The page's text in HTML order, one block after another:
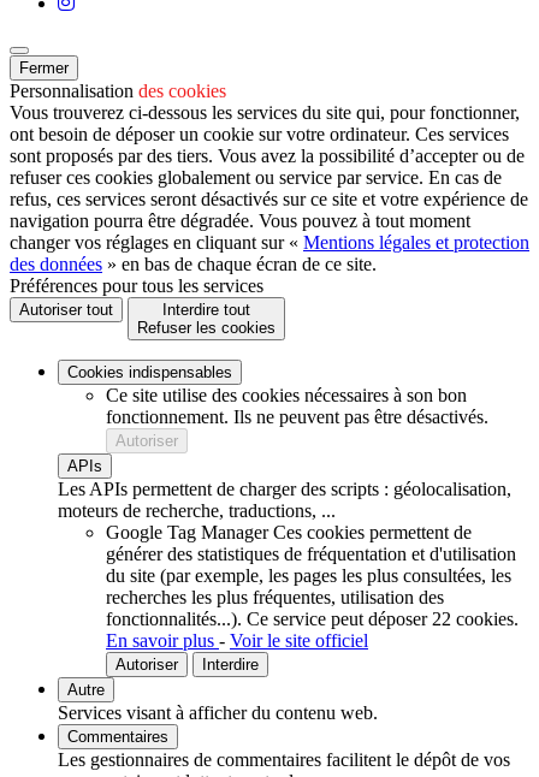
Fermer
Personnalisation des cookies
Vous trouverez ci-dessous les services du site qui, pour fonctionner,
ont besoin de déposer un cookie sur votre ordinateur. Ces services
sont proposés par des tiers. Vous avez la possibilité d’accepter ou de
refuser ces cookies globalement ou service par service. En cas de
refus, ces services seront désactivés sur ce site et votre expérience de
navigation pourra être dégradée. Vous pouvez à tout moment
changer vos réglages en cliquant sur « Mentions légales et protection
des données » en bas de chaque écran de ce site.
Préférences pour tous les services
Autoriser tout
Interdire tout
Refuser les cookies
Cookies indispensables
Ce site utilise des cookies nécessaires à son bon
fonctionnement. Ils ne peuvent pas être désactivés.
Autoriser
APIs
Les APIs permettent de charger des scripts : géolocalisation,
moteurs de recherche, traductions, ...
Google Tag Manager Ces cookies permettent de
générer des statistiques de fréquentation et d'utilisation
du site (par exemple, les pages les plus consultées, les
recherches les plus fréquentes, utilisation des
fonctionnalités...). Ce service peut déposer 22 cookies.
En savoir plus - Voir le site officiel
Autoriser
Interdire
Autre
Services visant à afficher du contenu web.
Commentaires
Les gestionnaires de commentaires facilitent le dépôt de vos